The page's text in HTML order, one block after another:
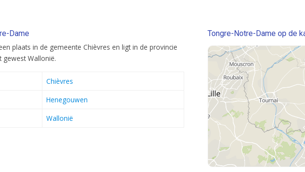
Dame
plaats in de gemeente Chièvres en ligt in de provincie
gewest Wallonië.
Chièvres
Henegouwen
Wallonië
Tongre-Notre-Dame op de